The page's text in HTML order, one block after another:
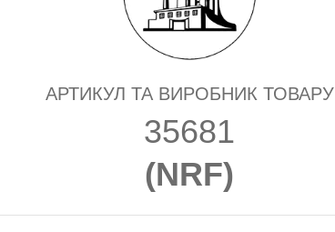
АРТИКУЛ ТА ВИРОБНИК ТОВАРУ
35681
(NRF)